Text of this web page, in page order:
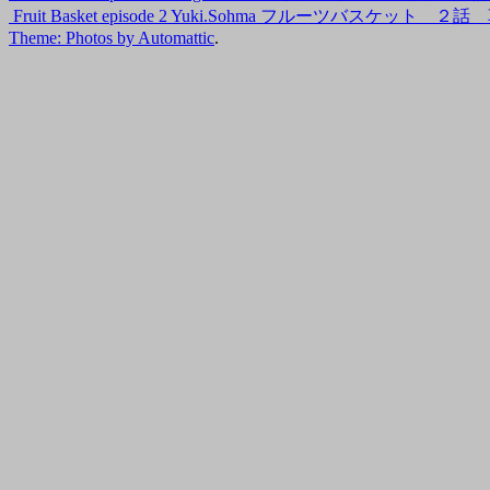
Fruit Basket episode 2 Yuki.Sohma フルーツバスケット ２話
Theme: Photos by Automattic.